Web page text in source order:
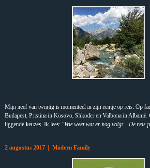
Mijn neef van twintig is momenteel in zijn eentje op reis. Op
Budapest, Pristina in Kosovo, Shkoder en Valbona in Albanië.
liggende keuzes. Ik lees: "Wie weet wat er nog volgt... De reis
2 augustus 2017 | Modern Family